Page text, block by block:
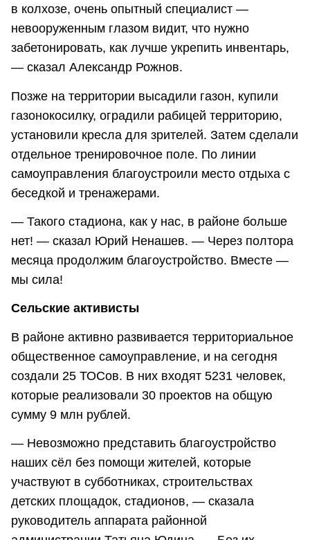
в колхозе, очень опытный специалист —
невооруженным глазом видит, что нужно
забетонировать, как лучше укрепить инвентарь,
— сказал Александр Рожнов.
Позже на территории высадили газон, купили
газонокосилку, оградили рабицей территорию,
установили кресла для зрителей. Затем сделали
отдельное тренировочное поле. По линии
самоуправления благоустроили место отдыха с
беседкой и тренажерами.
— Такого стадиона, как у нас, в районе больше
нет! — сказал Юрий Ненашев. — Через полтора
месяца продолжим благоустройство. Вместе —
мы сила!
Сельские активисты
В районе активно развивается территориальное
общественное самоуправление, и на сегодня
создали 25 ТОСов. В них входят 5231 человек,
которые реализовали 30 проектов на общую
сумму 9 млн рублей.
— Невозможно представить благоустройство
наших сёл без помощи жителей, которые
участвуют в субботниках, строительствах
детских площадок, стадионов, — сказала
руководитель аппарата районной